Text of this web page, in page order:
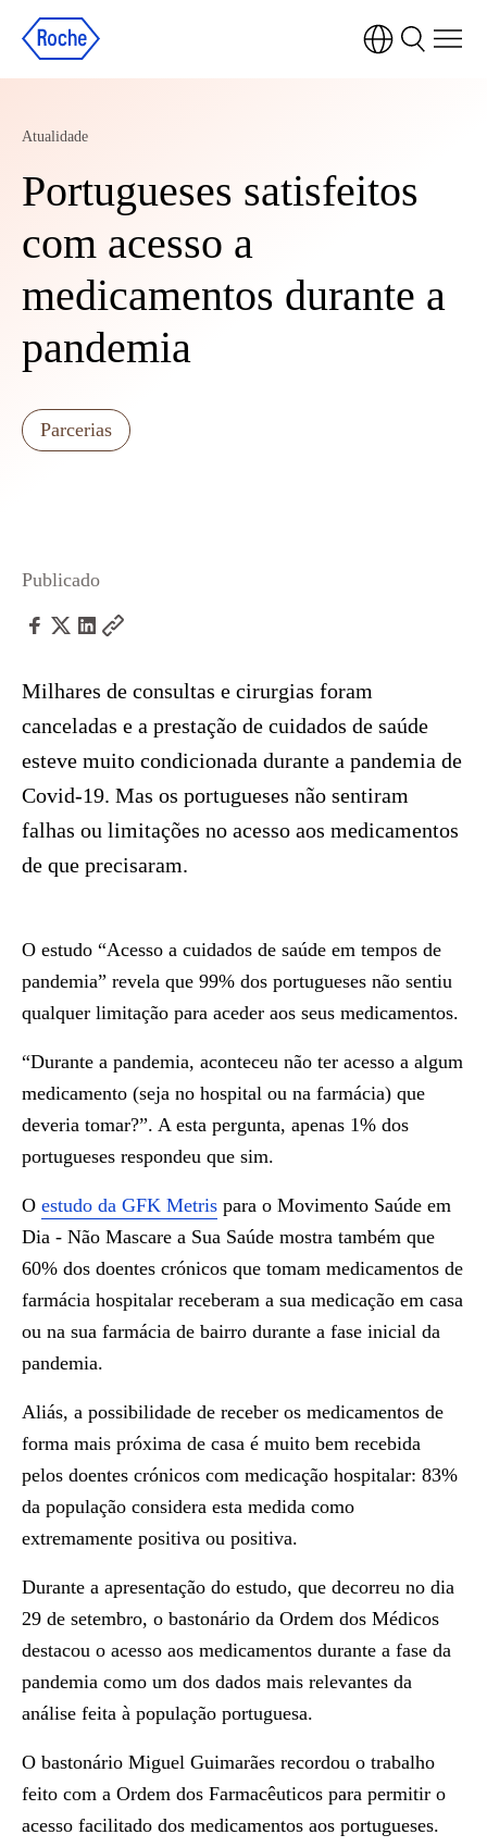
Atualidade
Portugueses satisfeitos
com acesso a
medicamentos durante a
pandemia
Parcerias
Publicado
Milhares de consultas e cirurgias foram
canceladas e a prestação de cuidados de saúde
esteve muito condicionada durante a pandemia de
Covid-19. Mas os portugueses não sentiram
falhas ou limitações no acesso aos medicamentos
de que precisaram.
O estudo “Acesso a cuidados de saúde em tempos de
pandemia” revela que 99% dos portugueses não sentiu
qualquer limitação para aceder aos seus medicamentos.
“Durante a pandemia, aconteceu não ter acesso a algum
medicamento (seja no hospital ou na farmácia) que
deveria tomar?”. A esta pergunta, apenas 1% dos
portugueses respondeu que sim.
O estudo da GFK Metris para o Movimento Saúde em
Dia - Não Mascare a Sua Saúde mostra também que
60% dos doentes crónicos que tomam medicamentos de
farmácia hospitalar receberam a sua medicação em casa
ou na sua farmácia de bairro durante a fase inicial da
pandemia.
Aliás, a possibilidade de receber os medicamentos de
forma mais próxima de casa é muito bem recebida
pelos doentes crónicos com medicação hospitalar: 83%
da população considera esta medida como
extremamente positiva ou positiva.
Durante a apresentação do estudo, que decorreu no dia
29 de setembro, o bastonário da Ordem dos Médicos
destacou o acesso aos medicamentos durante a fase da
pandemia como um dos dados mais relevantes da
análise feita à população portuguesa.
O bastonário Miguel Guimarães recordou o trabalho
feito com a Ordem dos Farmacêuticos para permitir o
acesso facilitado dos medicamentos aos portugueses.